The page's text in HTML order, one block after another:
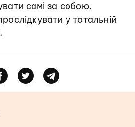
самі за собою.
у тотальній